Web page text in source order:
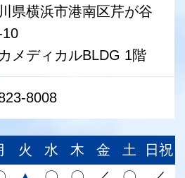
県横浜市港南区芹が谷
10
メディカルBLDG 1階
8008
火 水 木 金 土
日祝